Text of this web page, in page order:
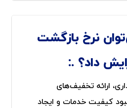
نرخ بازگشت
داد؟
ارائه تخفیف‌های
کیفیت خدمات و ایجاد